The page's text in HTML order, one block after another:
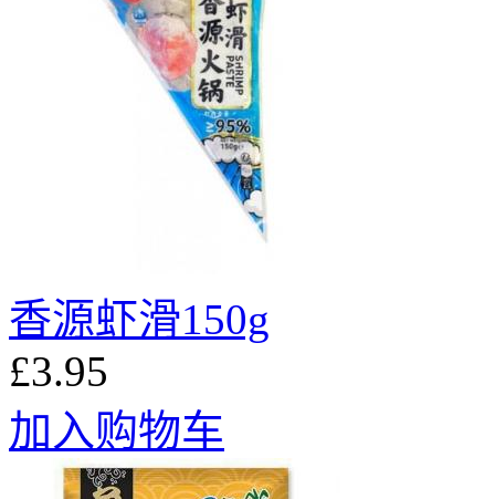
香源虾滑150g
£3.95
加入购物车